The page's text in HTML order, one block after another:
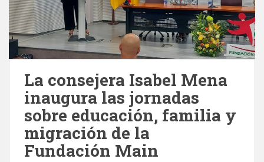
La consejera Isabel Mena
inaugura las jornadas
sobre educación, familia y
migración de la
Fundación Main